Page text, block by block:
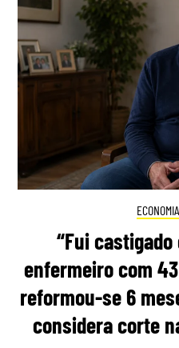
ECONOMIA
“Fui
enfermeiro com
reformou-se 6
considera corte